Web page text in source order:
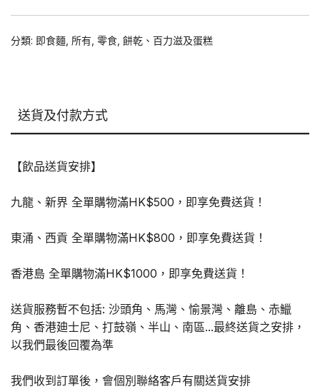
分類: 即食麵 所有 零食 餅乾、百力滋及蛋糕
送貨及付款方式
【飲品送貨安排】
九龍、新界 全單購物滿HK$500，即享免費送貨！
東涌、西貢 全單購物滿HK$800，即享免費送貨！
香港島 全單購物滿HK$1000，即享免費送貨！
送貨服務暫不包括: 沙頭角、馬灣、愉景灣、離島、赤鱲
角、香港廸士尼、打鼓嶺、半山、南區...最終送貨之安排，
以我們最後回覆為準
我們收到訂單後，會個別聯絡客戶有關送貨安排